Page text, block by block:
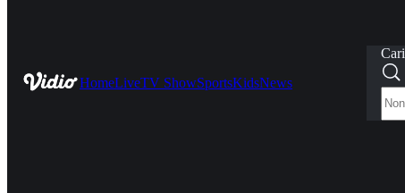
HomeLiveTV ShowSportsKidsNews
Cari